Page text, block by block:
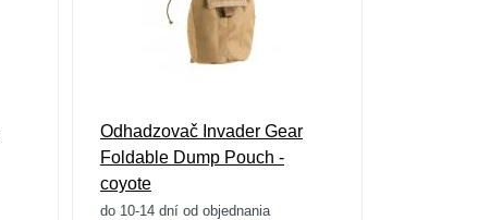
Odhadzovač Invader Gear
Foldable Dump Pouch -
coyote
do 10-14 dní od objednania